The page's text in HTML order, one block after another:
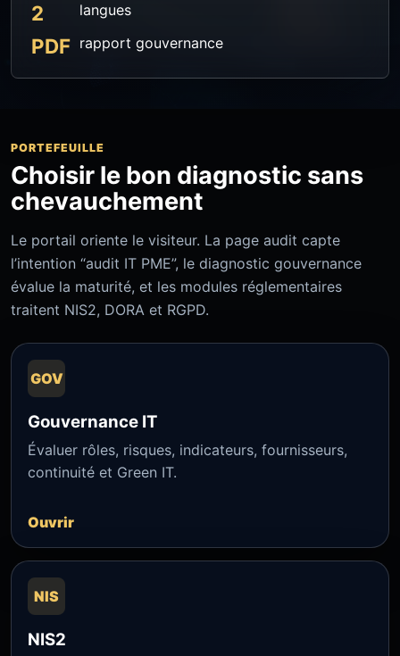
2 langues
PDF rapport gouvernance
PORTEFEUILLE
Choisir le bon diagnostic sans
chevauchement
Le portail oriente le visiteur. La page audit capte
l’intention “audit IT PME”, le diagnostic gouvernance
évalue la maturité, et les modules réglementaires
traitent NIS2, DORA et RGPD.
GOV
Gouvernance IT
Évaluer rôles, risques, indicateurs, fournisseurs,
continuité et Green IT.
Ouvrir
NIS
NIS2